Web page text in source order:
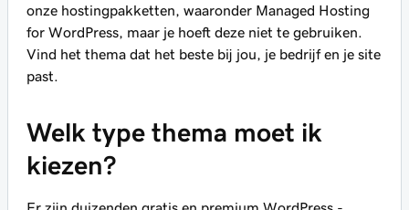
onze hostingpakketten, waaronder Managed Hosting
for WordPress, maar je hoeft deze niet te gebruiken.
Vind het thema dat het beste bij jou, je bedrijf en je site
past.
Welk type thema moet ik
kiezen?